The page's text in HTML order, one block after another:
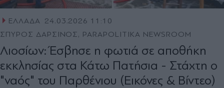
ΕΛΛΑΔΑ
24.03.2026 11:10
ΣΠΥΡΟΣ ΔΑΡΣΙΝΟΣ, PARAPOLITIKA NEWSROOM
Λιοσίων: Έσβησε η φωτιά σε αποθήκη
εκκλησίας στα Κάτω Πατήσια - Στάχτη ο
"ναός" του Παρθένιου (Εικόνες & Βίντεο)